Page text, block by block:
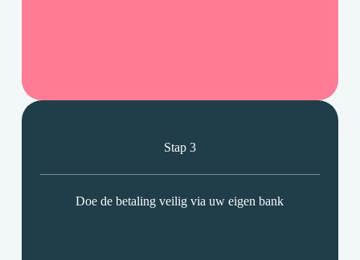
Stap 3
Doe de betaling veilig via uw eigen bank